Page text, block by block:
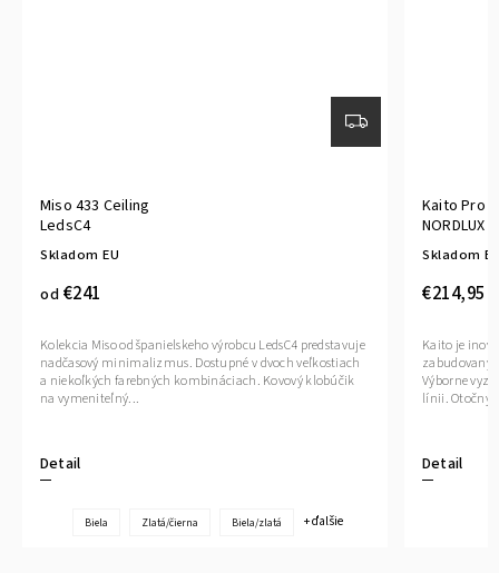
Miso 433 Ceiling
LedsC4
Skladom EU
od €241
Detail
Kolekcia Miso od španielskeho výrobcu LedsC4 predstavuje
nadčasový minimalizmus. Dostupné v dvoch veľkostiach
a niekoľkých farebných kombináciach. Kovový klobúčik
na vymeniteľný...
Biela Zlatá/čierna Biela/zlatá + ďalšie
Kaito Pro
NORDLUX
Skladom
€214,95
Detail
Kaito je
Výborne
línii. Otočný